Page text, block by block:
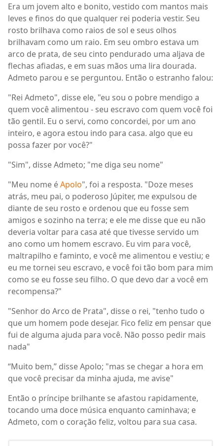
Era um jovem alto e bonito, vestido com mantos mais
leves e finos do que qualquer rei poderia vestir. Seu
rosto brilhava como raios de sol e seus olhos
brilhavam como um raio. Em seu ombro estava um
arco de prata, de seu cinto pendurado uma aljava de
flechas afiadas, e em suas mãos uma lira dourada.
Admeto parou e se perguntou. Então o estranho falou:
"Rei Admeto", disse ele, "eu sou o pobre mendigo a
quem você alimentou - seu escravo com quem você foi
tão gentil. Eu o servi, como concordei, por um ano
inteiro, e agora estou indo para casa. algo que eu
possa fazer por você?"
"Sim", disse Admeto; "me diga seu nome"
"Meu nome éApolo", foi a resposta. "Doze meses
atrás, meu pai, o poderoso Júpiter, me expulsou de
diante de seu rosto e ordenou que eu fosse sem
amigos e sozinho na terra; e ele me disse que eu não
deveria voltar para casa até que tivesse servido um
ano como um homem escravo. Eu vim para você,
maltrapilho e faminto, e você me alimentou e vestiu; e
eu me tornei seu escravo, e você foi tão bom para mim
como se eu fosse seu filho. O que devo dar a você em
recompensa?"
"Senhor do Arco de Prata", disse o rei, "tenho tudo o
que um homem pode desejar. Fico feliz em pensar que
fui de alguma ajuda para você. Não posso pedir mais
nada"
“Muito bem,” disse Apolo; "mas se chegar a hora em
que você precisar da minha ajuda, me avise"
Então o príncipe brilhante se afastou rapidamente,
tocando uma doce música enquanto caminhava; e
Admeto, com o coração feliz, voltou para sua casa.